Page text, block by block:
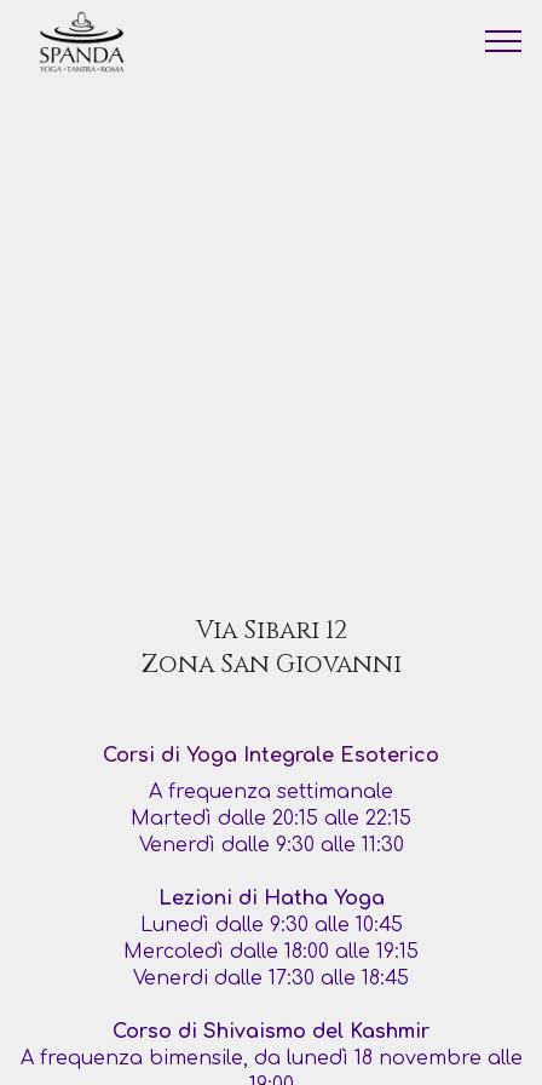
Via Sibari 12
Zona San Giovanni
Corsi di Yoga Integrale Esoterico
A frequenza settimanale
Martedì dalle 20:15 alle 22:15
Venerdì dalle 9:30 alle 11:30
Lezioni di Hatha Yoga
Lunedì dalle 9:30 alle 10:45
Mercoledì dalle 18:00 alle 19:15
Venerdi dalle 17:30 alle 18:45
Corso di Shivaismo del Kashmir
A frequenza bimensile, da lunedì 18 novembre alle